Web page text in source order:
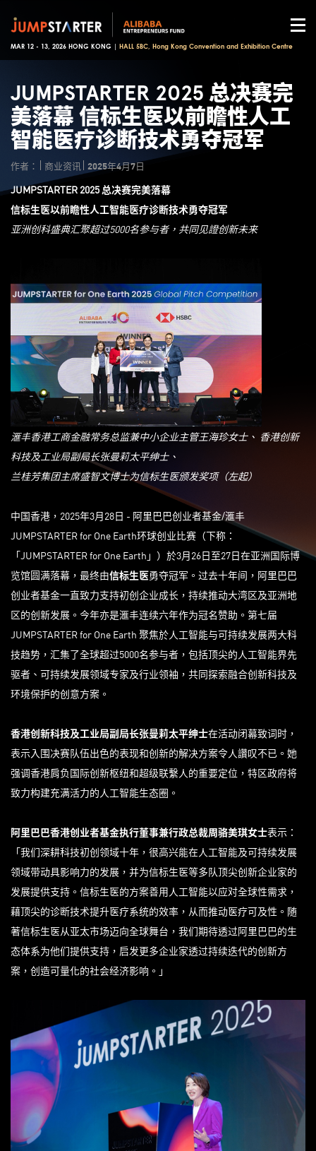
MAR 12 - 13, 2026 HONG KONG | HALL 5BC, Hong Kong Convention and Exhibition Centre
JUMPSTARTER 2025 总决赛完
美落幕 信标生医以前瞻性人工
智能医疗诊断技术勇夺冠军
作者： 商业资讯 2025年4月7日
JUMPSTARTER 2025 总决赛完美落幕
信标生医以前瞻性人工智能医疗诊断技术勇夺冠军
亚洲创科盛典汇聚超过5000名参与者，共同见證创新未来
滙丰香港工商金融常务总监兼中小企业主管王海珍女士、 香港创新
科技及工业局副局长张曼莉太平绅士、
兰桂芳集团主席盛智文博士为信标生医颁发奖项（左起）
中国香港，2025年3月28日 - 阿里巴巴创业者基金/滙丰
JUMPSTARTER for One Earth环球创业比赛（下称：
「JUMPSTARTER for One Earth」）於3月26日至27日在亚洲国际博
览馆圆满落幕，最终由信标生医勇夺冠军。过去十年间，阿里巴巴
创业者基金一直致力支持初创企业成长，持续推动大湾区及亚洲地
区的创新发展。今年亦是滙丰连续六年作为冠名赞助。第七届
JUMPSTARTER for One Earth 聚焦於人工智能与可持续发展两大科
技趋势，汇集了全球超过5000名参与者，包括顶尖的人工智能界先
驱者、可持续发展领域专家及行业领袖，共同探索融合创新科技及
环境保护的创意方案。
香港创新科技及工业局副局长张曼莉太平绅士在活动闭幕致词时，
表示入围决赛队伍出色的表现和创新的解决方案令人讚叹不已。她
强调香港肩负国际创新枢纽和超级联繫人的重要定位，特区政府将
致力构建充满活力的人工智能生态圈。
阿里巴巴香港创业者基金执行董事兼行政总裁周骆美琪女士表示：
「我们深耕科技初创领域十年，很高兴能在人工智能及可持续发展
领域带动具影响力的发展，并为信标生医等多队顶尖创新企业家的
发展提供支持。信标生医的方案善用人工智能以应对全球性需求，
藉顶尖的诊断技术提升医疗系统的效率，从而推动医疗可及性。随
著信标生医从亚太市场迈向全球舞台，我们期待透过阿里巴巴的生
态体系为他们提供支持，启发更多企业家透过持续迭代的创新方
案，创造可量化的社会经济影响。」